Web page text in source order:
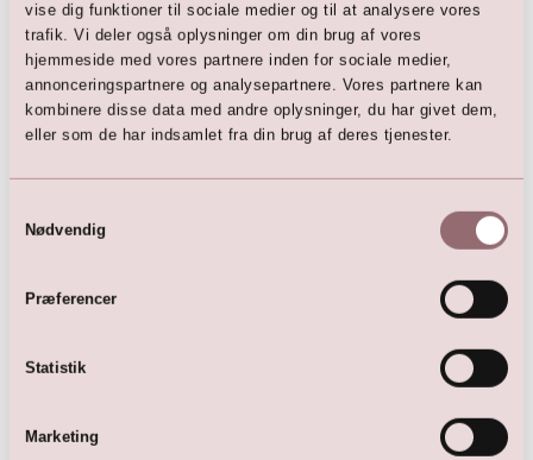
vise dig funktioner til sociale medier og til at analysere vores
trafik. Vi deler også oplysninger om din brug af vores
hjemmeside med vores partnere inden for sociale medier,
annonceringspartnere og analysepartnere. Vores partnere kan
kombinere disse data med andre oplysninger, du har givet dem,
eller som de har indsamlet fra din brug af deres tjenester.
Nødvendig
Præferencer
Statistik
Marketing
Her er favoritterne
699,00